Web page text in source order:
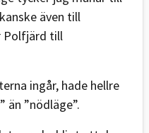
även till
Polfjärd till
ingår, hade hellre
än ”nödläge”.